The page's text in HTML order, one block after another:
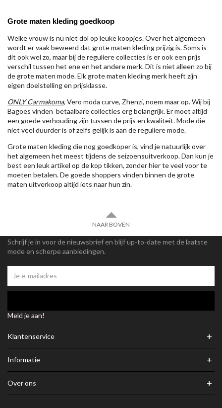
Grote maten kleding goedkoop
Welke vrouw is nu niet dol op leuke koopjes. Over het algemeen
wordt er vaak beweerd dat grote maten kleding prijzig is. Soms is
dit ook wel zo, maar bij de reguliere collecties is er ook een prijs
verschil tussen het ene en het andere merk. Dit is niet alleen zo bij
de grote maten mode. Elk grote maten kleding merk heeft zijn
eigen doelstelling en prijsklasse.
ONLY Carmakoma, Vero moda curve, Zhenzi, noem maar op. Wij bij
Bagoes vinden betaalbare collecties erg belangrijk. Er moet altijd
een goede verhouding zijn tussen de prijs en kwaliteit. Mode die
niet veel duurder is of zelfs gelijk is aan de reguliere mode.
Grote maten kleding die nog goedkoper is, vind je natuurlijk over
het algemeen het meest tijdens de seizoensuitverkoop. Dan kun je
best een leuk artikel op de kop tikken, zonder hier te veel voor te
moeten betalen. De goede shoppers vinden binnen de grote
maten uitverkoop altijd iets naar hun zin.
NAAR BOVEN
Schrijf je in voor de nieuwsbrief en blijf up-to-date met de laatste
mode en scherpe aanbiedingen.
Meld je aan!
Klantenservice +
Informatie +
Over ons +